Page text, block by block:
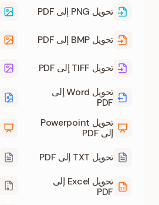
تحويل PNG إلى PDF
تحويل BMP إلى PDF
تحويل TIFF إلى PDF
تحويل Word إلى
PDF
تحويل Powerpoint
إلى PDF
تحويل TXT إلى PDF
تحويل Excel إلى
PDF